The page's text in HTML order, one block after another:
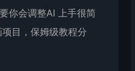
你会调整AI 上手很简
目，保姆级教程分